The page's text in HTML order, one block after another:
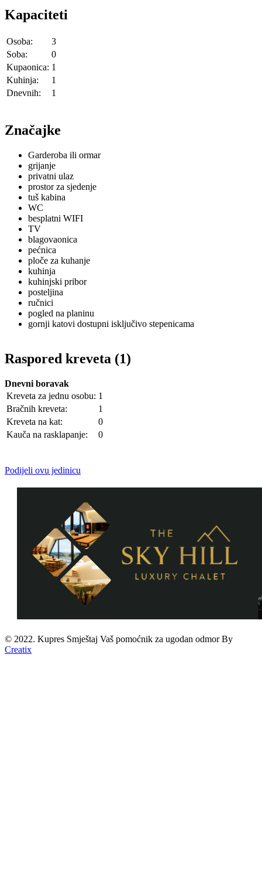
Kapaciteti
Osoba:
3
Soba:
0
Kupaonica: 1
Kuhinja:
1
Dnevnih:
1
Značajke
Garderoba ili ormar
grijanje
privatni ulaz
prostor za sjedenje
tuš kabina
WC
besplatni WIFI
TV
blagovaonica
pećnica
ploče za kuhanje
kuhinja
kuhinjski pribor
posteljina
ručnici
pogled na planinu
gornji katovi dostupni isključivo stepenicama
Raspored kreveta (1)
Dnevni boravak
Kreveta za jednu osobu: 1
Bračnih kreveta:
1
Kreveta na kat:
0
Kauča na rasklapanje:
0
Podijeli ovu jedinicu
© 2022. Kupres Smještaj Vaš pomoćnik za ugodan odmor By
Creatix